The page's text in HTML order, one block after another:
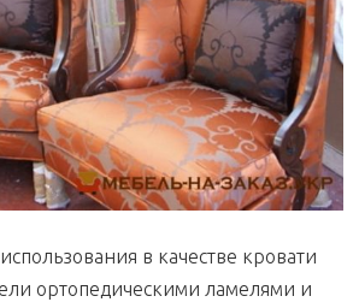
в качестве кровати
ортопедическими ламелями и